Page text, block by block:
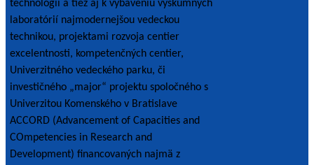
technológií a tiež aj k vybaveniu výskumných
laboratórií najmodernejšou vedeckou
technikou, projektami rozvoja centier
excelentnosti, kompetenčných centier,
Univerzitného vedeckého parku, či
investičného „major“ projektu spoločného s
Univerzitou Komenského v Bratislave
ACCORD (Advancement of Capacities and
COmpetencies in Research and
Development) financovaných najmä z